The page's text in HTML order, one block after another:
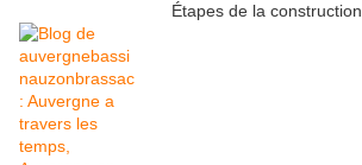
Étapes de la construction